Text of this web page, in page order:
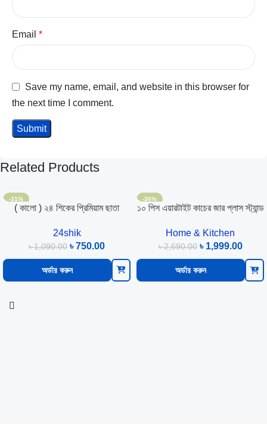
Email *
Save my name, email, and website in this browser for
the next time I comment.
Related Products
-31%
( কালো ) ২৪ শিকের প্রিমিয়াম ছাতা
24shik
৳1,090.00 ৳750.00
অর্ডার করুন
-26%
১০ পিস এয়ারটাইট কাচের জার প্লাস স্ট্যান্ড
Home & Kitchen
৳2,690.00 ৳ 1,999.00
অর্ডার করুন